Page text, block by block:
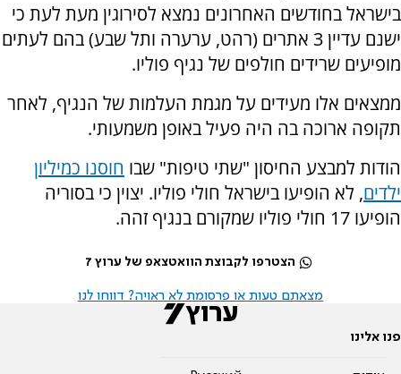
בישראל בחודשים האחרונים נמצא לסירוגין מעת לעת כי
ישנם עדיין 3 אתרים (רהט, ערערה ותל שבע) בהם לעתים
מופיעים שרידים חולפים של נגיף פוליו.
ממצאים אלו מעידים על מגמת העלמות של הנגיף, לאחר
תקופה ארוכה בה היה פעיל באופן משמעותי.
הודות למבצע החיסון "שתי טיפות" שבו חוסנו כמיליון
ילדים, לא הופיעו בישראל חולי פוליו. יצוין כי בסוריה
הופיעו 17 חולי פוליו שמקורם בנגיף זהה.
הצטרפו לקבוצת הוואטצאפ של ערוץ 7
מצאתם טעות או פרסומת לא ראויה? דווחו לנו
פנו אלינו